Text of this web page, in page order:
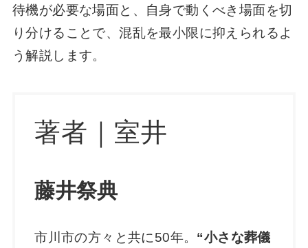
待機が必要な場面と、自身で動くべき場面を切
り分けることで、混乱を最小限に抑えられるよ
う解説します。
著者｜室井
藤井祭典
市川市の方々と共に50年。 “小さな葬儀